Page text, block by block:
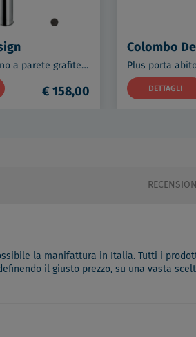
Plus porta scopino a parete grafite opaco codice prod: W49620GM
€ 158,00
Colombo
DETTAGLI
RECENSIONI
la manifattura in Italia. Tutti i
il giusto prezzo, su una vasta